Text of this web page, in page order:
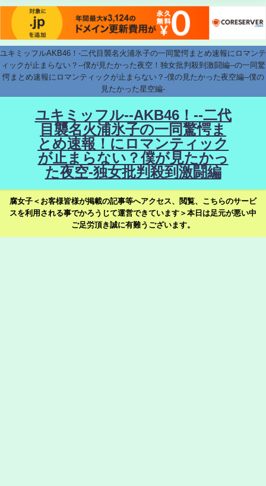
ユキミッフルAKB46！-二代目襲名火浦氷子の一同驚愕まとめ速報にロマンテ
ィックが止まらない？--僕が見たかった夜空！独女批判殺到激闘編--の一同驚
愕まとめ速報にロマンティックが止まらない？-僕の見たかった夜空編--僕の
見たかった星空編-
ユキミッフル--AKB46！--二代
目襲名火浦氷子の一同驚愕ま
とめ速報！にロマンティック
が止まらない？僕が見たかっ
た夜空-独女批判殺到激闘編
腐女子＜お客様皆様が掲載の記事等へアクセス、閲覧、こちらのサービ
スを利用される事でかろうじて運営できています＞本日は足元が悪い中
ご足労頂き誠に有難うございます。